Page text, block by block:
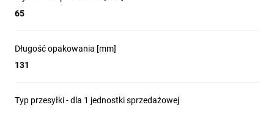
65
Długość opakowania [mm]
131
Typ przesyłki - dla 1 jednostki sprzedażowej